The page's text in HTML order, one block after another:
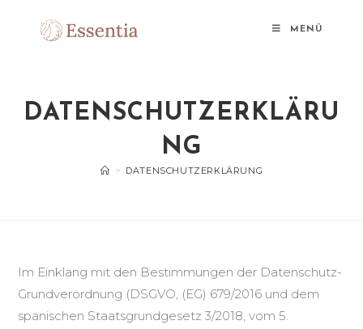
MENÜ
DATENSCHUTZERKLÄRU
NG
> DATENSCHUTZERKLÄRUNG
Im Einklang mit den Bestimmungen der Datenschutz-
Grundverordnung (DSGVO, (EG) 679/2016 und dem
spanischen Staatsgrundgesetz 3/2018, vom 5.